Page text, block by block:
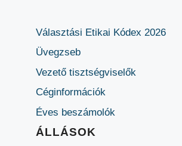
Választási Etikai Kódex 2026
Üvegzseb
Vezető tisztségviselők
Céginformációk
Éves beszámolók
ÁLLÁSOK